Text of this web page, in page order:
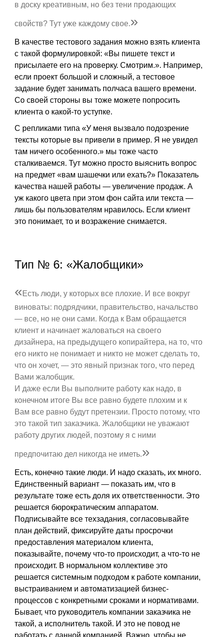
в доску креативным, но без тени продающих
свойств? Тут уже каждому свое.»
В качестве тестового задания можно взять клиента
с такой формулировкой: «Вы пишете текст и
присылаете его на проверку. Смотрим.». Например,
если проект большой и сложный, а тестовое
задание будет занимать полчаса вашего времени.
Со своей стороны вы тоже можете попросить
клиента о какой-то уступке.
С репликами типа «У меня вызвало подозрение
тексты которые вы привели в пример. Я не увидел
там ничего особенного.» мы тоже часто
сталкиваемся. Тут можно просто выяснить вопрос
на предмет «вам шашечки или ехать?» Показатель
качества нашей работы — увеличение продаж. А
уж какого цвета при этом фон сайта или текста —
лишь бы пользователям нравилось. Если клиент
это понимает, то и возражение снимается.
Тип № 6: «Жалобщики»
«Есть люди, у которых все плохие. И все вокруг
виноваты: подрядчики, правительство, начальство
— все, но не они сами. Когда к Вам обращается
клиент и начинает жаловаться на своего
дизайнера, на предыдущего копирайтера, на то, что
его никто не понимает и никто не может сделать то,
что он хочет, — это явный признак того, что перед
Вами жалобщик.
И даже если Вы выполните работу как надо, в
конечном итоге Вы все равно будете плохим и к
Вам все равно будут претензии. Просто потому, что
это такой тип заказчика. Жалобщики не уважают
работу других людей, поэтому я с ними
предпочитаю дел никогда не иметь.»
Есть, конечно такие люди. И надо сказать, их много.
Единственный вариант — показать им, что в
результате тоже есть доля их ответственности. Это
решается бюрократическим аппаратом.
Подписывайте все техзадания, согласовывайте
план действий, фиксируйте даты просрочки
предоставления материалом клиента,
показывайте, почему что-то происходит, а что-то не
происходит. В нормальном коллективе это
решается системным подходом к работе компании,
выстраиванием и автоматизацией бизнес-
процессов с конкретными сроками и нормативами.
Бывает, что руководитель компании заказчика не
такой, а исполнитель такой. И это не повод не